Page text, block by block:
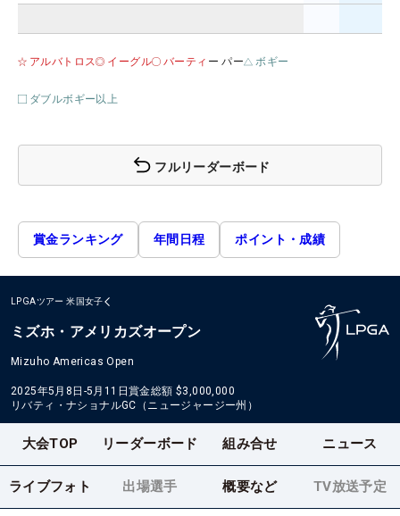
アルバトロス イーグル バーティ ー パー ボギー
ダブルボギー以上
フルリーダーボード
賞金ランキング 年間日程 ポイント・成績
LPGAツアー 米国女子
ミズホ・アメリカズオープン
Mizuho Americas Open
2025年5月8日-5月11日賞金総額 $3,000,000
リバティ・ナショナルGC（ニュージャージー州）
大会TOP リーダーボード 組み合せ ニュース
ライブフォト 出場選手 概要など TV放送予定